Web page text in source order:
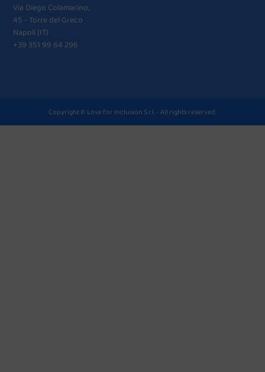
Via Diego Colamarino,
45 - Torre del Greco
Napoli (IT)
+39 351 99 64 296
Copyright © Love for Inclusion S.r.l. - All rights reserved.